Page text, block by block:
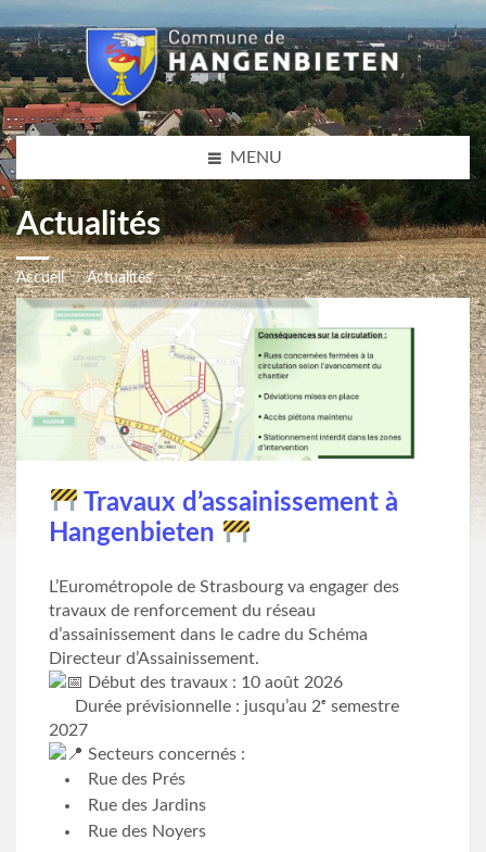
MENU
Actualités
Accueil Actualités
Travaux d’assainissement à
Hangenbieten
L’Eurométropole de Strasbourg va engager des
travaux de renforcement du réseau
d’assainissement dans le cadre du Schéma
Directeur d’Assainissement.
Début des travaux : 10 août 2026
️ Durée prévisionnelle : jusqu’au 2ᵉ semestre
2027
Secteurs concernés :
Rue des Prés
Rue des Jardins
Rue des Noyers